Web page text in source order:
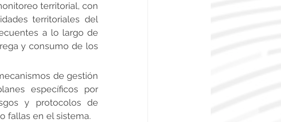
territorial, con
territoriales del
a lo largo de
y consumo de los
de gestión
específicos por
y protocolos de
fallas en el sistema.